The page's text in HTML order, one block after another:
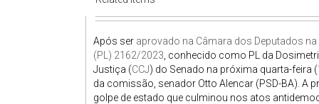
Após ser aprovado na Câmara dos Deputados
(PL) 2162/2023 , conhecido como PL da
Justiça (CCJ) do Senado na próxima quarta-feira
da comissão, senador Otto Alencar (PSD-BA). A
golpe de estado que culminou nos atos